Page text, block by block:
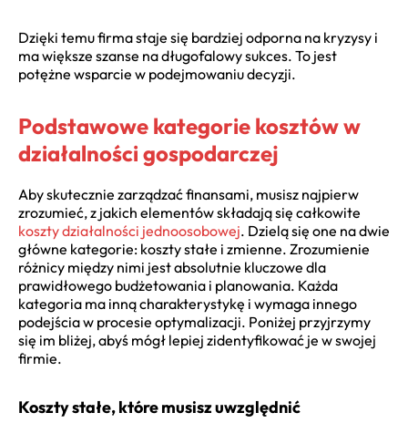
Dzięki temu firma staje się bardziej odporna na kryzysy i
ma większe szanse na długofalowy sukces. To jest
potężne wsparcie w podejmowaniu decyzji.
Podstawowe kategorie kosztów w
działalności gospodarczej
Aby skutecznie zarządzać finansami, musisz najpierw
zrozumieć, z jakich elementów składają się całkowite
koszty działalności jednoosobowej. Dzielą się one na dwie
główne kategorie: koszty stałe i zmienne. Zrozumienie
różnicy między nimi jest absolutnie kluczowe dla
prawidłowego budżetowania i planowania. Każda
kategoria ma inną charakterystykę i wymaga innego
podejścia w procesie optymalizacji. Poniżej przyjrzymy
się im bliżej, abyś mógł lepiej zidentyfikować je w swojej
firmie.
Koszty stałe, które musisz uwzględnić